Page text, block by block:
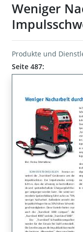
Weniger
Produkte und
Seite 487: